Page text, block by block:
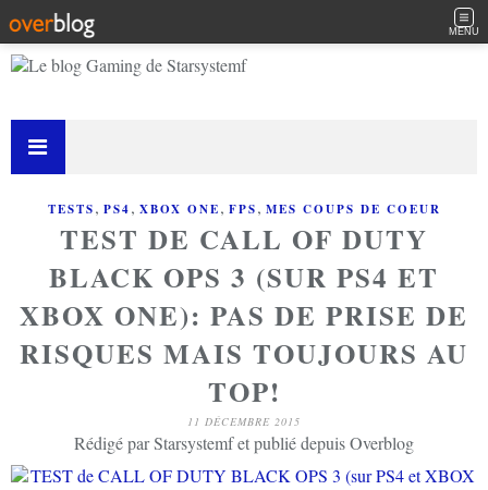
MENU
TESTS, PS4, XBOX ONE, FPS, MES COUPS DE COEUR
TEST DE CALL OF DUTY
BLACK OPS 3 (SUR PS4 ET
XBOX ONE): PAS DE PRISE DE
RISQUES MAIS TOUJOURS AU
TOP!
11 DÉCEMBRE 2015
Rédigé par Starsystemf et publié depuis Overblog